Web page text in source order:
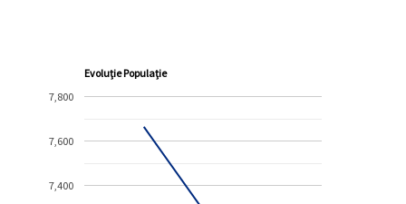
Evoluție Populație
7,400
7,600
7,800